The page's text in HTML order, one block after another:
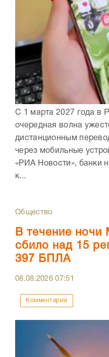
С 1 марта 2027 года в
очередная волна
дистанционным
через мобильные
«РИА Новости», банки
к...
Общество
В течение
сбило над 15
397 БПЛА
08.08.202607:51
Комментарии